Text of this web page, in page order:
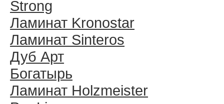
Strong
Ламинат Kronostar
Ламинат Sinteros
Дуб Арт
Богатырь
Ламинат Holzmeister